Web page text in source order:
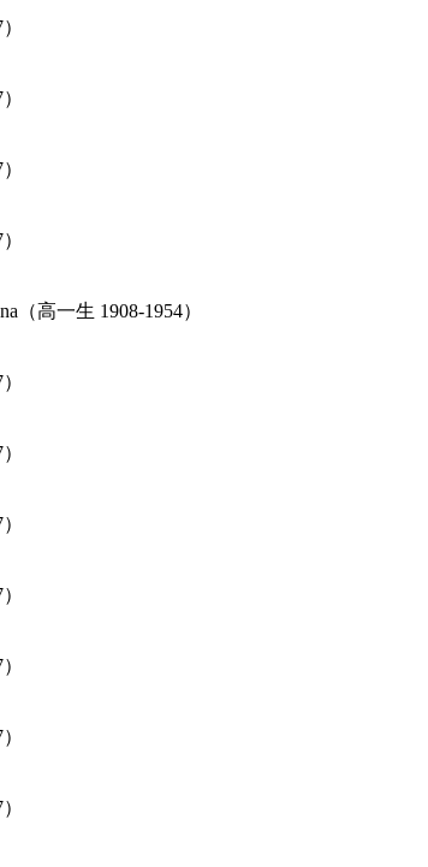
（高一生 1908-1954）